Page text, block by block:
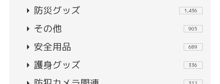
arrow_right 防災グッズ 1,436
arrow_right その他 905
arrow_right 安全用品 689
arrow_right 護身グッズ 336